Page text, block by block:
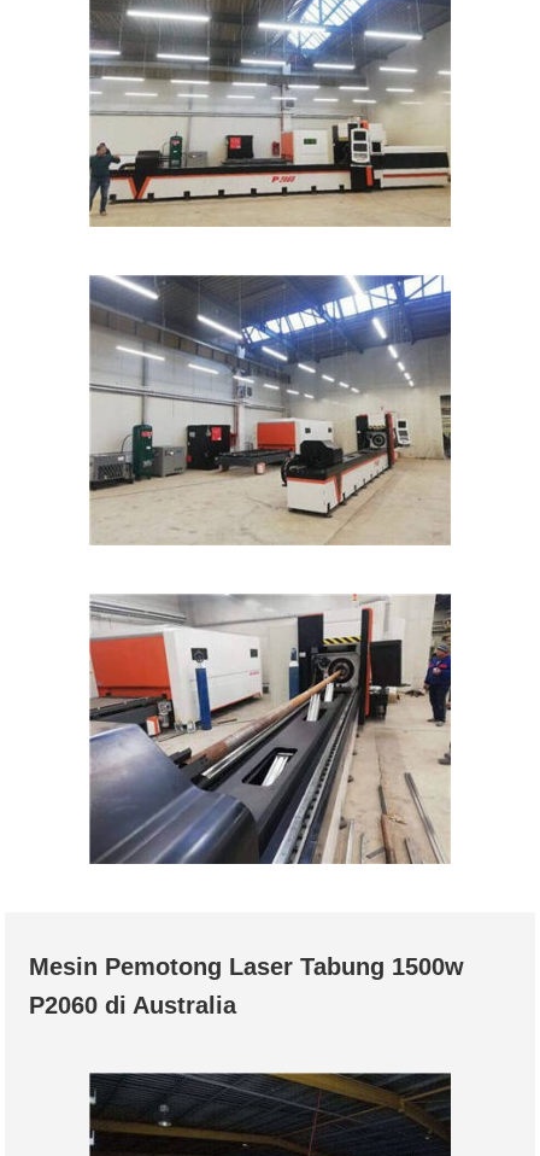
Mesin Pemotong Laser Tabung 1500w
P2060 di Australia